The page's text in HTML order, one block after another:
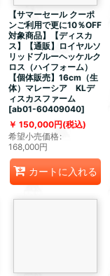
【サマーセール クーポ
ンご利用で更に10％OFF
対象商品】【ディスカ
ス】【通販】ロイヤルソ
リッドブルーヘッケルク
ロス（ハイフォーム）
【個体販売】16cm（生
体）マレーシア KLデ
ィスカスファーム
[ab01-60409040]
150,000円(税込)
希望小売価格:
168,000円
カートに入れる